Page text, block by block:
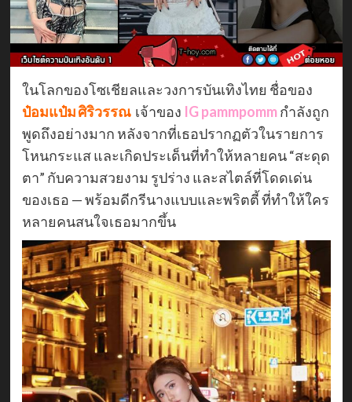
ในโลกของโซเชียลและวงการบันเทิงไทย ชื่อของ
ป๋อมแป๋ม ศิริวรรณ เจ้าของ IG pammpommกำลังถูก
พูดถึงอย่างมาก หลังจากที่เธอปรากฏตัวในรายการ
โหนกระแส และเกิดประเด็นที่ทำให้หลายคน “สะดุด
ตา” กับความสวยงาม รูปร่าง และสไตล์ที่โดดเด่น
ของเธอ — พร้อมดีกรีนางแบบและพริตตี้ ที่ทำให้ใคร
หลายคนสนใจเธอมากขึ้น